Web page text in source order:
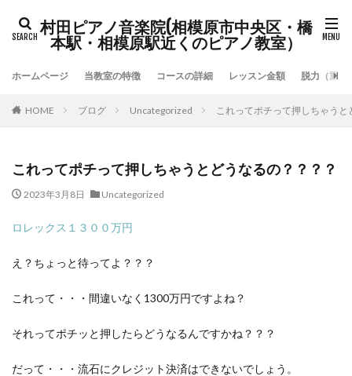
村田ピアノ音楽院(相模原市中央区・橋
本駅・相模原駅近くのピアノ教室）
ホームページ 当教室の特徴 コースの詳細 レッスン金額 脱力（重力
HOME ブログ Uncategorized これってポチって押しちゃう
これってポチって押しちゃうとどうなるの？？？？
2023年3月8日 Uncategorized
ロレックス１３００万円
え？ちょっと待ってよ？？？
これって・・・間違いなく1300万円ですよね？
それってポチッと押したらどうなるんですかね？？？
だって・・・流石にクレジット決済はできないでしょう。